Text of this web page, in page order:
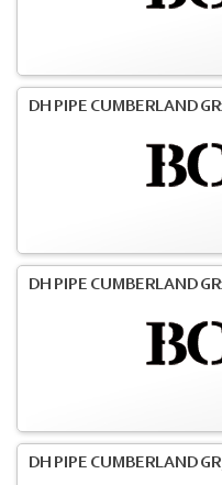
DH PIPE CUMBERLAND
DH PIPE CUMBERLAND
DH PIPE CUMBERLAND